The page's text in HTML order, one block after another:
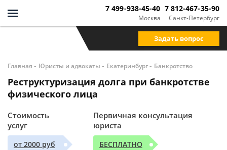
Москва
7 499-938-45-40
Санкт-Петербург
7 812-467-35-90
Задать вопрос
Главная - Юристы и адвокаты - Екатеринбург- Банкротство
Реструктуризация долга при банкротстве
физического лица
Стоимость
услуг
от 2000 руб
Первичная консультация
юриста
БЕСПЛАТНО